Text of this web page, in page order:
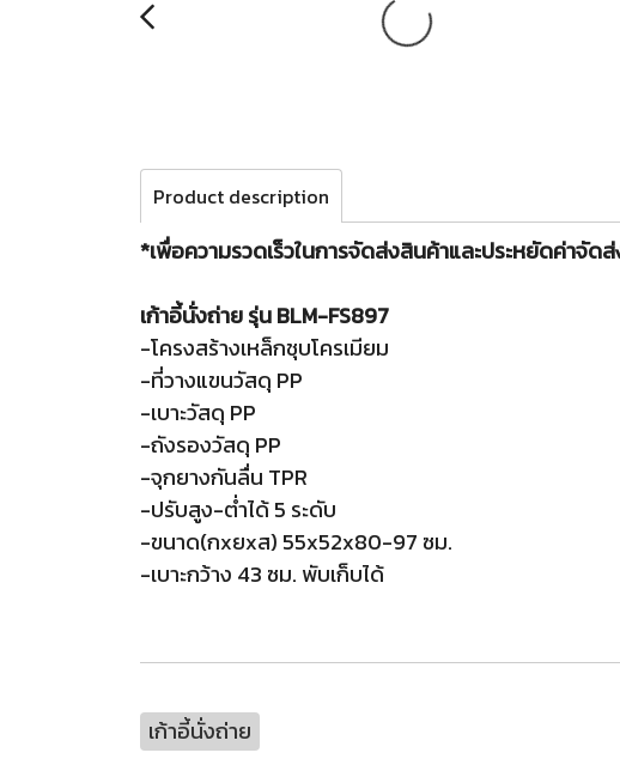
Product description
*เพื่อความรวดเร็วในการจัดส่งสินค้าและประหยัดค่าจัด
เก้าอี้นั่งถ่าย รุ่น BLM-FS897
-โครงสร้างเหล็กชุบโครเมียม
-ที่วางแขนวัสดุ PP
-เบาะวัสดุ PP
-ถังรองวัสดุ PP
-จุกยางกันลื่น TPR
-ปรับสูง-ต่ำได้ 5 ระดับ
-ขนาด(กxยxส) 55x52x80-97 ซม.
-เบาะกว้าง 43 ซม. พับเก็บได้
เก้าอี้นั่งถ่าย